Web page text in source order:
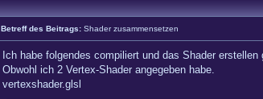
Betreff des Beitrags: Shader zusammensetzen
Ich habe folgendes compiliert und das Shader
Obwohl ich 2 Vertex-Shader angegeben habe.
vertexshader.glsl